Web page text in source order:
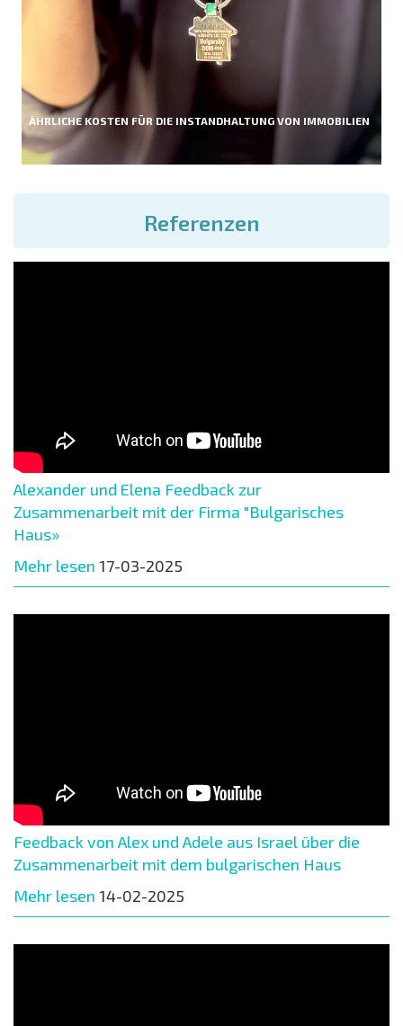
ÄHRLICHE KOSTEN FÜR DIE INSTANDHALTUNG VON IMMOBILIEN
Referenzen
Alexander und Elena Feedback zur
Zusammenarbeit mit der Firma "Bulgarisches
Haus»
Mehr lesen 17-03-2025
Feedback von Alex und Adele aus Israel über die
Zusammenarbeit mit dem bulgarischen Haus
Mehr lesen 14-02-2025